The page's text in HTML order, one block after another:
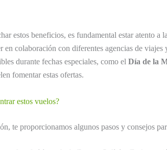
estos beneficios, es fundamental estar atento a
en colaboración con diferentes agencias de viajes
durante fechas especiales, como el Día de la
fomentar estas ofertas.
estos vuelos?
te proporcionamos algunos pasos y consejos